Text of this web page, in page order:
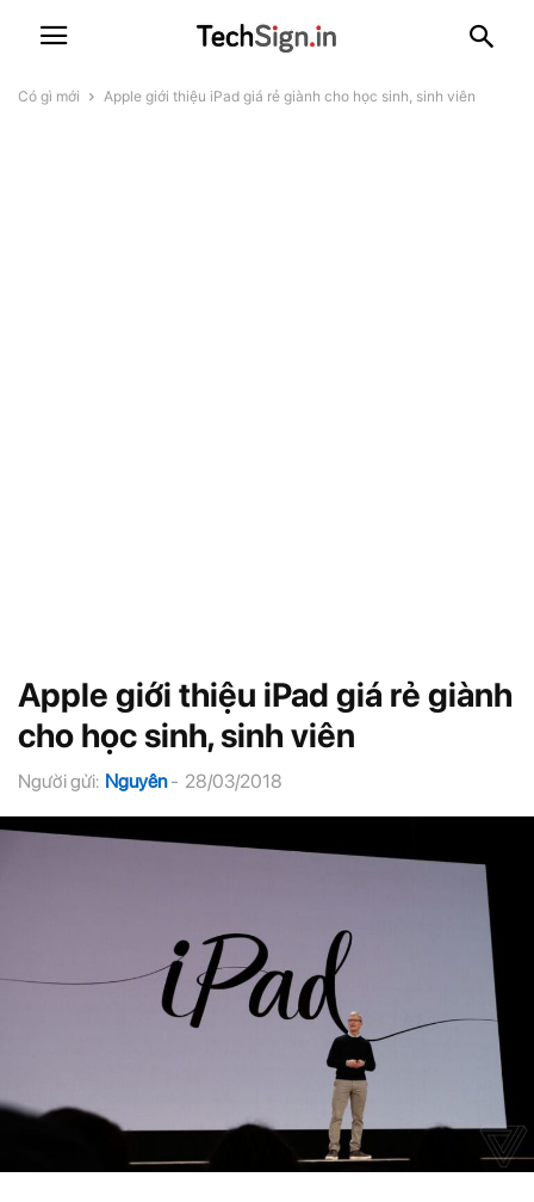
Có gì mới Apple giới thiệu iPad giá rẻ giành cho học sinh, sinh viên
Apple giới thiệu iPad giá rẻ giành
cho học sinh, sinh viên
Người gửi: Nguyên - 28/03/2018